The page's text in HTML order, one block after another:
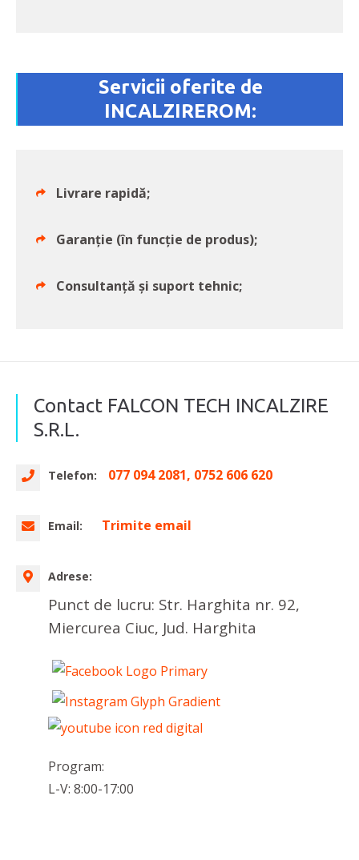
Servicii oferite de
INCALZIREROM:
Livrare rapidă;
Garanție (în funcție de produs);
Consultanţă şi suport tehnic;
Contact FALCON TECH INCALZIRE
S.R.L.
Telefon: 077 094 2081, 0752 606 620
Email: Trimite email
Adrese:
Punct de lucru: Str. Harghita nr. 92,
Miercurea Ciuc, Jud. Harghita
Program:
L-V: 8:00-17:00